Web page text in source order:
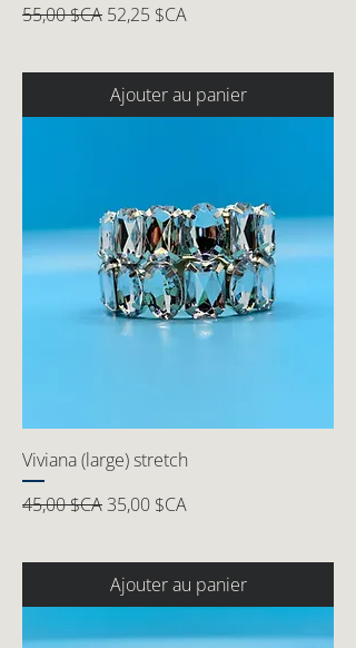
Prix original
55,00 $CA Prix promotionnel
52,25 $CA
Ajouter au panier
Viviana (large) stretch
Prix original
45,00 $CA Prix promotionnel
35,00 $CA
Ajouter au panier